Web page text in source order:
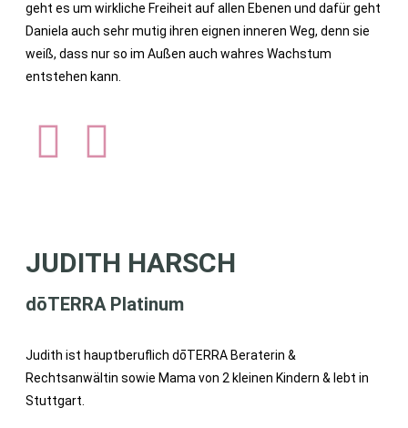
geht es um wirkliche Freiheit auf allen Ebenen und dafür geht
Daniela auch sehr mutig ihren eignen inneren Weg, denn sie
weiß, dass nur so im Außen auch wahres Wachstum
entstehen kann.
JUDITH HARSCH
dōTERRA Platinum
Judith ist hauptberuflich dōTERRA Beraterin &
Rechtsanwältin sowie Mama von 2 kleinen Kindern & lebt in
Stuttgart.